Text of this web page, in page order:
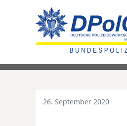
26. September 2020